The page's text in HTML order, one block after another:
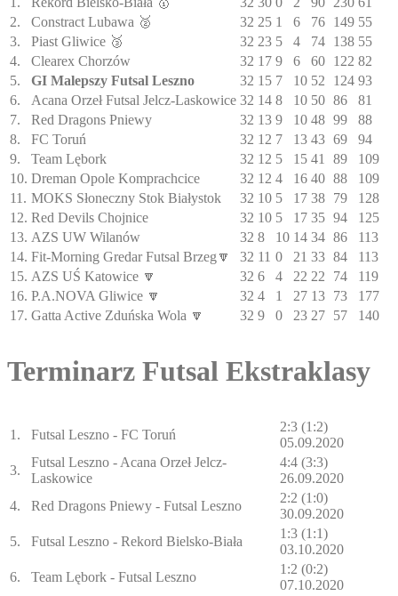
2.
Constract Lubawa 🥈 32 25 1 6 76 149 55
3.
Piast Gliwice 🥉 32 23 5 4 74 138 55
4.
Clearex Chorzów 32 17 9 6 60 122 82
5.
GI Malepszy Futsal Leszno 32 15 7 10 52 124 93
6.
Acana Orzeł Futsal Jelcz-Laskowice 32 14 8 10 50 86
81
7.
Red Dragons Pniewy 32 13 9 10 48 99
88
8.
FC Toruń 32 12 7 13 43 69
94
9.
Team Lębork 32 12 5 15 41 89
109
10. Dreman Opole Komprachcice 32 12 4 16 40 88
109
11. MOKS Słoneczny Stok Białystok 32 10 5 17 38 79
128
12. Red Devils Chojnice 32 10 5 17 35 94
125
13. AZS UW Wilanów 32 8 10 14 34 86
113
14. Fit-Morning Gredar Futsal Brzeg🔽 32 11 0 21 33 84
113
15. AZS UŚ Katowice 🔽 32 6 4 22 22 74
119
16. P.A.NOVA Gliwice 🔽 32 4 1 27 13 73
177
17. Gatta Active Zduńska Wola 🔽 32 9 0 23 27 57 140
Terminarz Futsal Ekstraklasy
1. Futsal Leszno - FC Toruń
2:3 (1:2)
05.09.2020
3.
Futsal Leszno - Acana Orzeł Jelcz-
Laskowice
4:4 (3:3)
26.09.2020
4.
Red Dragons Pniewy - Futsal Leszno
2:2 (1:0)
30.09.2020
5.
Futsal Leszno - Rekord Bielsko-Biała
1:3 (1:1)
03.10.2020
6.
Team Lębork - Futsal Leszno
1:2 (0:2)
07.10.2020